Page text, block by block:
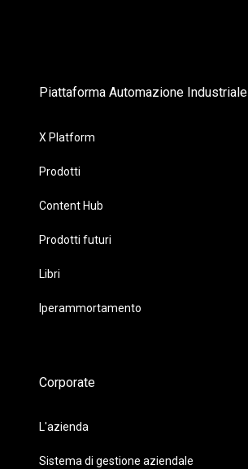
Piattaforma Automazione Industriale
X Platform
Prodotti
Content Hub
Prodotti futuri
Libri
Iperammortamento
Corporate
L'azienda
Sistema di gestione aziendale